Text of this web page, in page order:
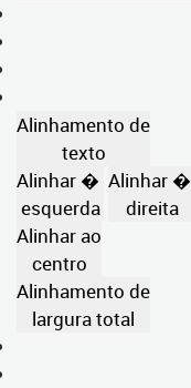
Alinhamento de
texto
Alinhar �
esquerda
Alinhar �
direita
Alinhar ao
centro
Alinhamento de
largura total